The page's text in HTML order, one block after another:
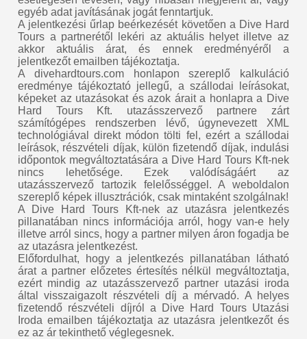
egyéb adat javításának jogát fenntartjuk.
A jelentkezési űrlap beérkezését követően a Dive Hard
Tours a partnerétől lekéri az aktuális helyet illetve az
akkor aktuális árat, és ennek eredményéről a
jelentkezőt emailben tájékoztatja.
A divehardtours.com honlapon szereplő kalkuláció
eredménye tájékoztató jellegű, a szállodai leírásokat,
képeket az utazásokat és azok árait a honlapra a Dive
Hard Tours Kft. utazásszervező partnere zárt
számítógépes rendszerben lévő, úgynevezett XML
technológiával direkt módon tölti fel, ezért a szállodai
leírások, részvételi díjak, külön fizetendő díjak, indulási
időpontok megváltoztatására a Dive Hard Tours Kft-nek
nincs lehetősége. Ezek valódíságáért az
utazásszervező tartozik felelősséggel. A weboldalon
szereplő képek illusztrációk, csak mintaként szolgálnak!
A Dive Hard Tours Kft-nek az utazásra jelentkezés
pillanatában nincs információja arról, hogy van-e hely
illetve arról sincs, hogy a partner milyen áron fogadja be
az utazásra jelentkezést.
Előfordulhat, hogy a jelentkezés pillanatában látható
árat a partner előzetes értesítés nélkül megváltoztatja,
ezért mindig az utazásszervező partner utazási iroda
által visszaigazolt részvételi díj a mérvadó. A helyes
fizetendő részvételi díjról a Dive Hard Tours Utazási
Iroda emailben tájékoztatja az utazásra jelentkezőt és
ez az ár tekinthető véglegesnek.